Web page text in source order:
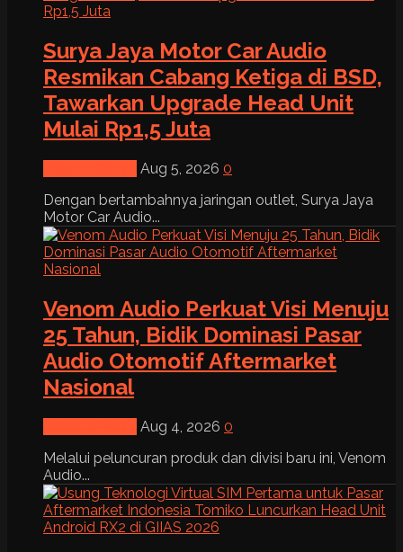
Surya Jaya Motor Car Audio
Resmikan Cabang Ketiga di BSD,
Tawarkan Upgrade Head Unit
Mulai Rp1,5 Juta
Aug 5, 2026 0
Dengan bertambahnya jaringan outlet, Surya Jaya
Motor Car Audio...
Venom Audio Perkuat Visi Menuju
25 Tahun, Bidik Dominasi Pasar
Audio Otomotif Aftermarket
Nasional
Aug 4, 2026 0
Melalui peluncuran produk dan divisi baru ini, Venom
Audio...